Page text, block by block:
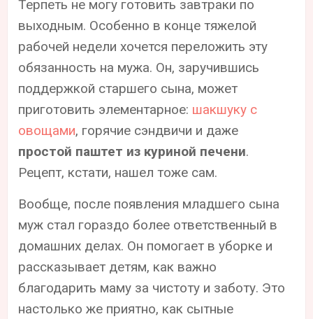
Терпеть не могу готовить завтраки по
выходным. Особенно в конце тяжелой
рабочей недели хочется переложить эту
обязанность на мужа. Он, заручившись
поддержкой старшего сына, может
приготовить элементарное: шакшуку с
овощами, горячие сэндвичи и даже
простой паштет из куриной печени.
Рецепт, кстати, нашел тоже сам.
Вообще, после появления младшего сына
муж стал гораздо более ответственный в
домашних делах. Он помогает в уборке и
рассказывает детям, как важно
благодарить маму за чистоту и заботу. Это
настолько же приятно, как сытные